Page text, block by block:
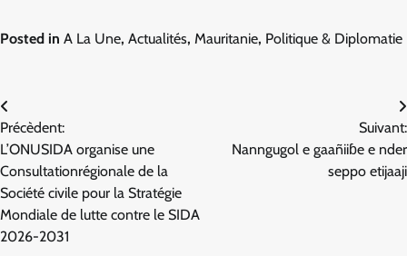
Posted in A La Une, Actualités, Mauritanie, Politique & Diplomatie
Navigation
de
l’article
Précèdent:
L’ONUSIDA organise une
Consultationrégionale de la
Société civile pour la Stratégie
Mondiale de lutte contre le SIDA
2026-2031
Suivant:
Nanngugol e gaañiiɓe e nder
seppo etijaaji